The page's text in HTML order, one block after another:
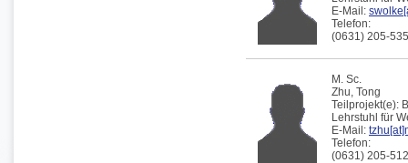
E-Mail:
Telefon:
(0631) 205-
M. Sc.
Zhu, Tong
Teilprojekt(e):
Lehrstuhl für
E-Mail:
Telefon:
(0631) 205-